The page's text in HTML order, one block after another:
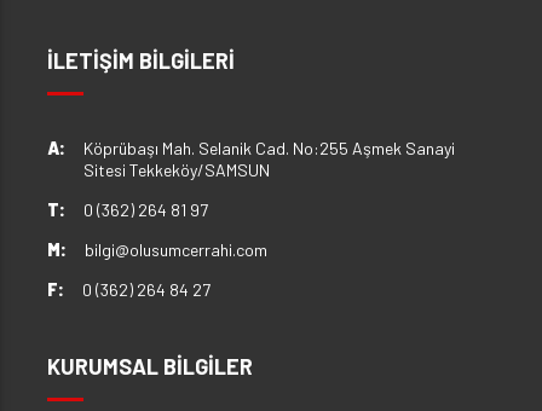
İLETİŞİM BİLGİLERİ
A:
Köprübaşı Mah. Selanik Cad. No:255 Aşmek Sanayi
Sitesi Tekkeköy/SAMSUN
T:
0 (362) 264 81 97
M:
bilgi@olusumcerrahi.com
F:
0 (362) 264 84 27
KURUMSAL BİLGİLER